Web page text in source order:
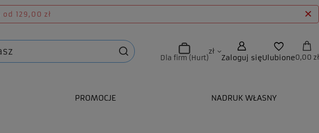
od 129,00 zł
Dla firm (Hurt)
zł
Zaloguj sięUlubione0,00 zł
PROMOCJE NADRUK WŁASNY